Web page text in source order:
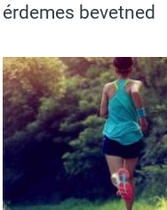
érdemes bevetned